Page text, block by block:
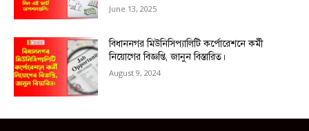
June 13, 2025
বিধাননগর মিউনিসিপ্যালিটি কর্পোরেশনে কর্মী
নিয়োগের বিজ্ঞপ্তি, জানুন বিস্তারিত।
August 9, 2024